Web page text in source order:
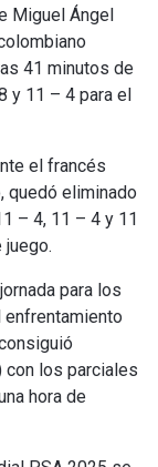
Miguel Ángel
41 minutos de
y 11 – 4 para el
el francés
quedó eliminado
– 4, 11 – 4 y 11
juego.
para los
enfrentamiento
con los parciales
hora de